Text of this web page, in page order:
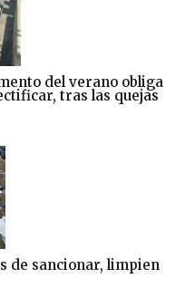
del verano obliga
tras las quejas
de sancionar, limpien